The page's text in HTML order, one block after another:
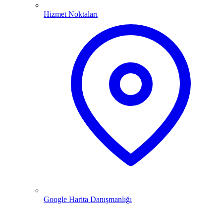
Hizmet Noktaları
Google Harita Danışmanlığı